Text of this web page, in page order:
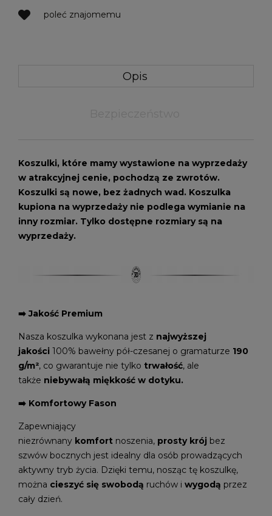
poleć znajomemu
Opis
Koszulki, które mamy wystawione na wyprzedaży
w atrakcyjnej cenie, pochodzą ze zwrotów.
Koszulki są nowe, bez żadnych wad. Koszulka
kupiona na wyprzedaży nie podlega wymianie na
inny rozmiar. Tylko dostępne rozmiary są na
wyprzedaży.
➡️ Jakość Premium
Nasza koszulka wykonana jest z najwyższej
jakości 100% bawełny pół-czesanej o gramaturze 190
g/m², co gwarantuje nie tylko trwałość, ale
także niebywałą miękkość w dotyku.
➡️ Komfortowy Fason
Zapewniający
niezrównany komfort noszenia, prosty krój bez
szwów bocznych jest idealny dla osób prowadzących
aktywny tryb życia. Dzięki temu, nosząc tę koszulkę,
można cieszyć się swobodą ruchów i wygodą przez
cały dzień.